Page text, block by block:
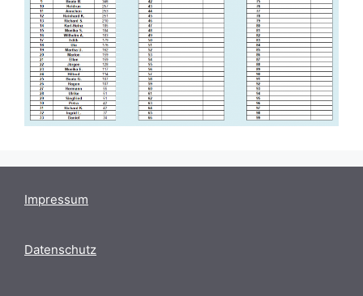
Impressum
Datenschutz